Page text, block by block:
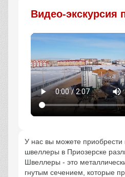
Видео-экскурсия
У нас вы можете приобрести
швеллеры в Приозерске
Швеллеры - это
гнутым сечением, которые